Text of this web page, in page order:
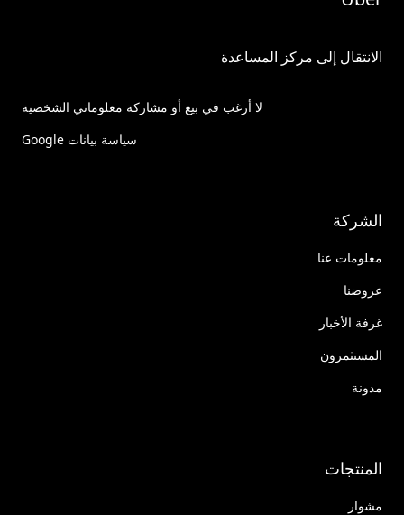
الانتقال إلى مركز المساعدة
لا أرغب في بيع أو مشاركة معلوماتي الشخصية
سياسة بيانات Google
الشركة
معلومات عنا
عروضنا
غرفة الأخبار
المستثمرون
مدونة
المنتجات
مشوار